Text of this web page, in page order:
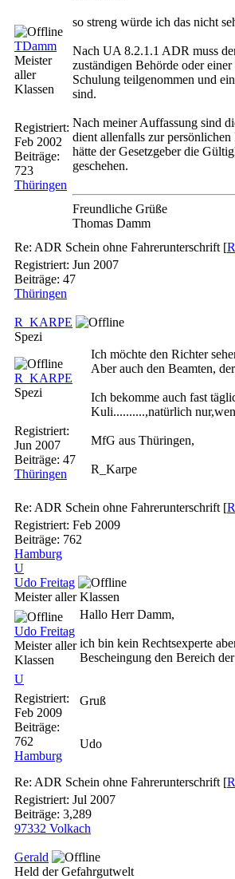
TDamm
Meister
aller
Klassen
Registriert:
Feb 2002
Beiträge:
723
Thüringen
so streng würde ich das nicht
Nach UA 8.2.1.1 ADR muss
zuständigen Behörde oder
Schulung teilgenommen und
sind.
Nach meiner Auffassung sind
dient allenfalls zur
hätte der Gesetzgeber die
geschehen.
Freundliche Grüße
Thomas Damm
Re: ADR Schein ohne Fahrerunterschrift [
Registriert: Jun 2007
Beiträge: 47
Thüringen
R_KARPE
Spezi
R_KARPE
Spezi
Registriert:
Jun 2007
Beiträge: 47
Thüringen
Ich möchte den Richter
Aber auch den Beamten,
Ich bekomme auch fast
Kuli..........,natürlich
MfG aus Thüringen,
R_Karpe
Re: ADR Schein ohne Fahrerunterschrift [
Registriert: Feb 2009
Beiträge: 762
Hamburg
U
Udo Freitag
Meister aller Klassen
Udo Freitag
Meister aller
Klassen
U
Registriert:
Feb 2009
Beiträge:
762
Hamburg
Hallo Herr Damm,
ich bin kein Rechtsexperte
Bescheingung den Bereich
Gruß
Udo
Re: ADR Schein ohne Fahrerunterschrift [
Registriert: Jul 2007
Beiträge: 3,289
97332 Volkach
Gerald
Held der Gefahrgutwelt